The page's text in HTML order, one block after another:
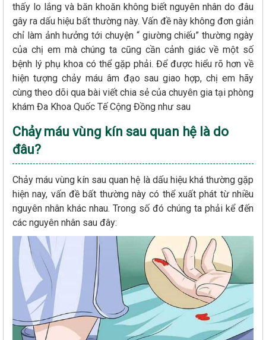
thấy lo lắng và băn khoăn không biết nguyên nhân do đâu
gây ra dấu hiệu bất thường này. Vấn đề này không đơn giản
chỉ làm ảnh hưởng tới chuyện “ giường chiếu” thường ngày
của chị em mà chúng ta cũng cần cảnh giác về một số
bệnh lý phụ khoa có thể gặp phải. Để được hiểu rõ hơn về
hiện tượng chảy máu âm đạo sau giao hợp, chị em hãy
cùng theo dõi qua bài viết chia sẻ của chuyên gia tại phòng
khám Đa Khoa Quốc Tế Cộng Đồng như sau
Chảy máu vùng kín sau quan hệ là do
đâu?
Chảy máu vùng kín sau quan hệ là dấu hiệu khá thường gặp
hiện nay, vấn đề bất thường này có thể xuất phát từ nhiều
nguyên nhân khác nhau. Trong số đó chúng ta phải kể đến
các nguyên nhân sau đây: